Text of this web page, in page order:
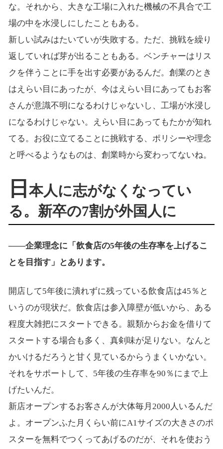
な。それから、大きな工場に入れた機械の不具合で工
場の中を水浸しにしたこともある。
新しい試みはたいていが失敗する。ただ、挑戦を繰り
返していれば芽が出ることもある。ベンチャーはリス
クを伴うことに手を出す必要があるんだ。創業のとき
はえらい目にあったが、今はえらい目にあってもお客
さんが意識不明になるわけじゃないし、工場が水浸し
になるわけじゃない。えらい目にあってもたかが知れ
てる。お役に立てることに挑戦する、ポリシーや理念
と呼べるようなものは、創業時から変わってないね。
日 本人に志がなくなってい
る。新卒の7割が外国人に
――企業理念に「飲食店の5年後の生存率を上げるこ
とを目指す」とあります。
開店して5年後に潰れずに残っている飲食店は45％と
いうのが現状だ。飲食店は参入障壁が低いから、ある
程度大雑把にスタートできる。親類からお金を借りて
スタートする場合も多く、真剣味が足りない。なんと
かいけるだろうと甘く見ているからうまくいかない。
それをサポートして、5年後の生存率を90％にまで上
げたいんだ。
新店オープンするお客さんが大体毎月2000人いるんだ
よ。オープンふた月くらい前にA1サイズの大きさのポ
スターを無料でつくってあげるのだが、それを使おう